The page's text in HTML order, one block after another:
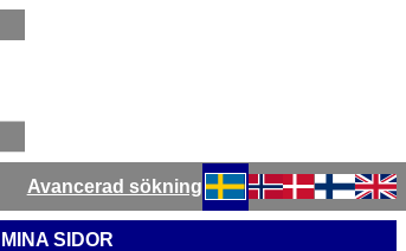
Avancerad sökning
Välj ditt språk
MINA SIDOR